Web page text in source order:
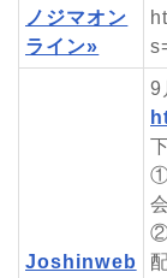
ノジマオン
ライン»
Joshinweb
9